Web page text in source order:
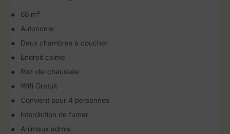
68 m²
Autonome
Deux chambres à coucher
Endroit calme
Rez-de-chaussée
Wifi Gratuit
Convient pour 4 personnes
Interdiction de fumer
Animaux admis